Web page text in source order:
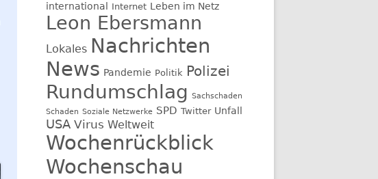
international Internet Leben im Netz
Leon Ebersmann
Lokales Nachrichten
News Pandemie Politik Polizei
Rundumschlag Sachschaden
Schaden Soziale Netzwerke SPD Twitter Unfall
USA Virus Weltweit
Wochenrückblick
Wochenschau